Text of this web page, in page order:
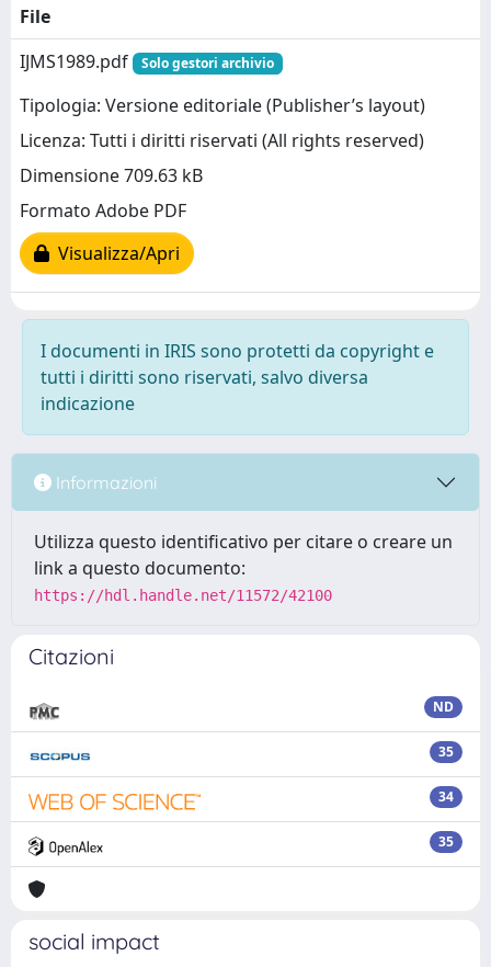
File
IJMS1989.pdf
Solo gestori archivio
Tipologia: Versione editoriale (Publisher’s layout)
Licenza: Tutti i diritti riservati (All rights reserved)
Dimensione 709.63 kB
Formato Adobe PDF
Visualizza/Apri
I documenti in IRIS sono protetti da copyright e
tutti i diritti sono riservati, salvo diversa
indicazione
Informazioni
Utilizza questo identificativo per citare o creare un
link a questo documento:
https://hdl.handle.net/11572/42100
Citazioni
ND
35
34
35
social impact